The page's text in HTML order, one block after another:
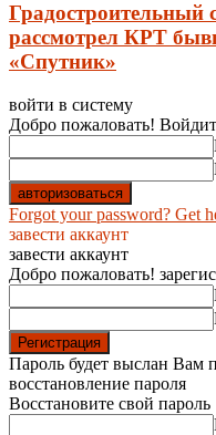
Градостроительный
рассмотрел КРТ
«Спутник»
войти в систему
Добро пожаловать!
Forgot your password? Get
завести аккаунт
завести аккаунт
Добро пожаловать!
Пароль будет выслан Вам
восстановление пароля
Восстановите свой пароль